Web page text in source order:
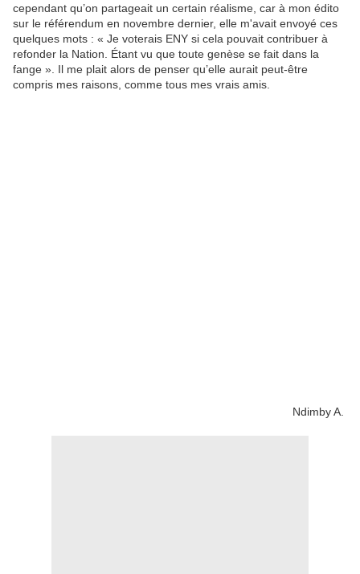
Ndimby A.